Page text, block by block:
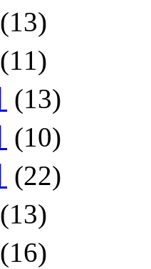
(13)
(11)
(13)
(10)
(22)
(13)
(16)